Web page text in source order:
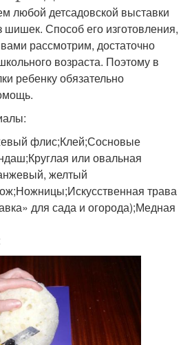
любой детсадовской выставки
шишек. Способ его изготовления,
рассмотрим, достаточно
возраста. Поэтому в
ребенку обязательно
флис;Клей;Сосновые
или овальная
желтый
трава
для сада и огорода);Медная